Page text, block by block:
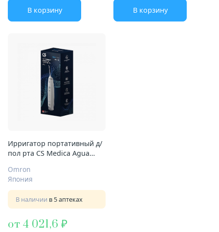
В корзину В корзину
Ирригатор портативный д/
пол рта CS Medica Agua
Omron
Япония
В наличии в 5 аптеках
от 4 021,6